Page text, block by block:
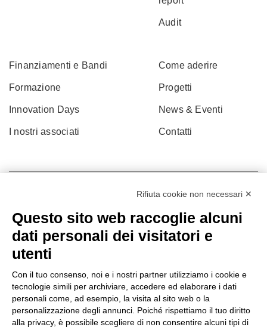
Audit
Finanziamenti e Bandi
Formazione
Innovation Days
I nostri associati
Come aderire
Progetti
News & Eventi
Contatti
© 2022 Po.in.tex
Rifiuta cookie non necessari ✕
Questo sito web raccoglie alcuni
dati personali dei visitatori e
utenti
Con il tuo consenso, noi e i nostri partner utilizziamo i cookie e
tecnologie simili per archiviare, accedere ed elaborare i dati
personali come, ad esempio, la visita al sito web o la
personalizzazione degli annunci. Poiché rispettiamo il tuo diritto
alla privacy, è possibile scegliere di non consentire alcuni tipi di